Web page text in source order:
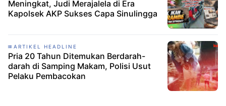
Meningkat, Judi Merajalela di Era
Kapolsek AKP Sukses Capa Sinulingga
ARTIKEL HEADLINE
Pria 20 Tahun Ditemukan Berdarah-
darah di Samping Makam, Polisi Usut
Pelaku Pembacokan